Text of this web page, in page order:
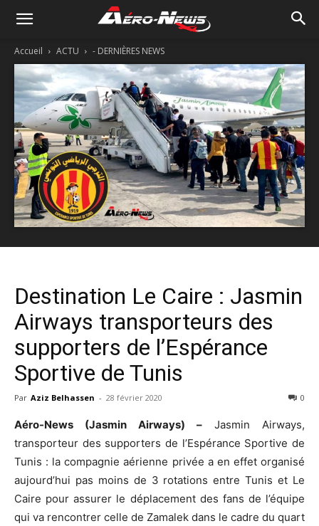
Accueil ACTU - DERNIÈRES NEWS
Destination Le Caire : Jasmin
Airways transporteurs des
supporters de l’Espérance
Sportive de Tunis
Par Aziz Belhassen - 28 février 2020 0
Aéro-News (Jasmin Airways) – Jasmin Airways,
transporteur des supporters de l’Espérance Sportive de
Tunis : la compagnie aérienne privée a en effet organisé
aujourd’hui pas moins de 3 rotations entre Tunis et Le
Caire pour assurer le déplacement des fans de l’équipe
qui va rencontrer celle de Zamalek dans le cadre du quart